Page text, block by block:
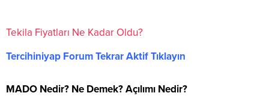
Tekila Fiyatları Ne Kadar Oldu?
Tercihiniyap Forum Tekrar Aktif Tıklayın
MADO Nedir? Ne Demek? Açılımı Nedir?